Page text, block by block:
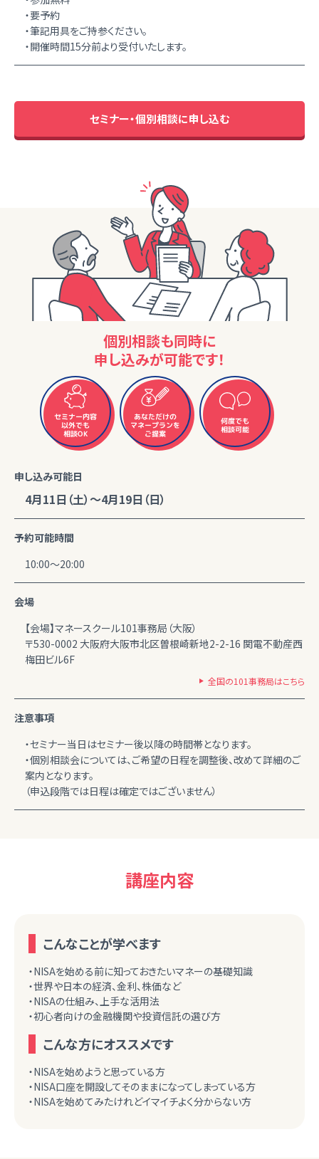
・要予約
・筆記用具をご持参ください。
・開催時間15分前より受付いたします。
セミナー・個別相談に申し込む
個別相談も同時に
申し込みが可能です！
セミナー内容
以外でも
相談OK
あなただけの
マネープランを
ご提案
何度でも
相談可能
申し込み可能日
4月11日（土）～4月19日（日）
予約可能時間
10:00～20:00
会場
【会場】マネースクール101事務局（大阪）
〒530-0002 大阪府大阪市北区曽根崎新地2-2-16 関電不動産西
梅田ビル6F
全国の101事務局はこちら
注意事項
・セミナー当日はセミナー後以降の時間帯となります。
・個別相談会については、ご希望の日程を調整後、改めて詳細のご
案内となります。
（申込段階では日程は確定ではございません）
講座内容
こんなことが学べます
・NISAを始める前に知っておきたいマネーの基礎知識
・世界や日本の経済、金利、株価など
・NISAの仕組み、上手な活用法
・初心者向けの金融機関や投資信託の選び方
こんな方にオススメです
・NISAを始めようと思っている方
・NISA口座を開設してそのままになってしまっている方
・NISAを始めてみたけれどイマイチよく分からない方